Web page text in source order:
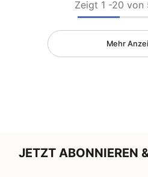
Zeigt 1 -20 von
Mehr
JETZT ABONNIEREN